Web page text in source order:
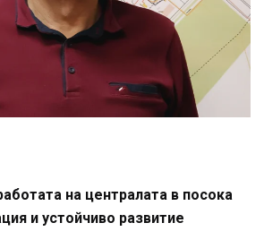
на централата в посока
и устойчиво развитие